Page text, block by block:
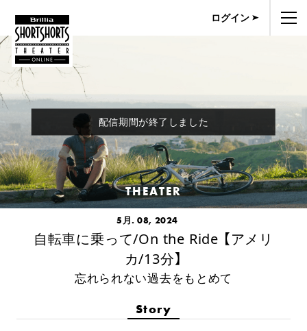
ログイン
配信期間が終了しました
THEATER
5月. 08, 2024
自転車に乗って/On the Ride 【アメリ
カ/13分】
忘れられない過去をもとめて
Story